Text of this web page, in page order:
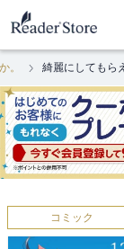
。 綺麗にしてもら
コミック